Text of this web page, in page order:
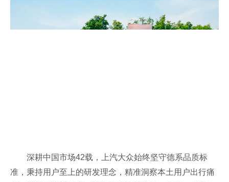
深耕中国市场42载，上汽大众始终坚守德系品质标
准，秉持用户至上的研发理念，精准洞察本土用户出行痛